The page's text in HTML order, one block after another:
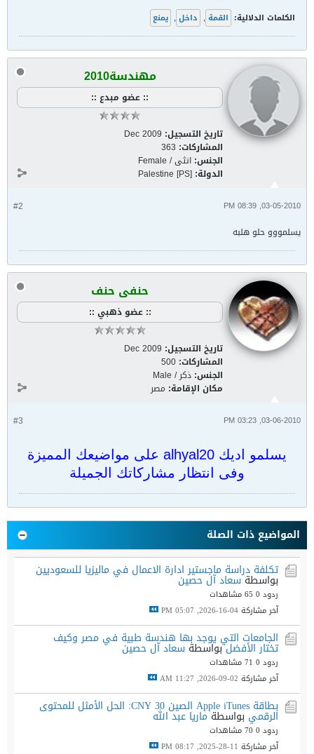
الكلمات الدلالية: القمة , داخل , يمنع
مهندسة2010
:: عضو مبدع ::
تاريخ التسجيل: Dec 2009
المشاركات: 363
الجنس: انثى / Female
الدولة: Palestine [PS]
#2 03-05-2010, 08:39 PM
يسلمووو حلو هلبه
حنفى حنف
:: عضو ذهبي ::
تاريخ التسجيل: Dec 2009
المشاركات: 500
الجنس: ذكر / Male
مكان الإقامة: مصر
#3 03-06-2010, 03:23 PM
يسلمو اديك alhyal20 على مواضيعك المميزة
وفى انتظار مشاركاتك الجميلة
المواضيع ذات الصلة
تكلفة دراسة ماجستير ادارة الاعمال في ماليزيا للسعوديين
بواسطةسعاد آل حصين
ردود 0
65 مشاهدات
آخر مشاركة04-16-2026, 05:07 PM
الجامعات التي يوجد بها هندسة طبية في مصر وكيف
تختار الأفضلبواسطة سعاد آل حصين
ردود 0
71 مشاهدات
آخر مشاركة 02-09-2026, 11:27 AM
بطاقة Apple iTunes الصين 30 CNY: الحل الأمثل للمحتوى
الرقمي بواسطةماريا عبد الله
ردود 0
70 مشاهدات
آخر مشاركة 11-28-2025, 08:17 PM